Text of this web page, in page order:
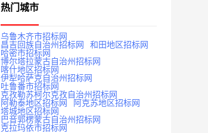
热门城市
乌鲁木齐市招标网
昌吉回族自治州招标网
和田地区招标网
哈密市招标网
博尔塔拉蒙古自治州招标网
喀什地区招标网
伊犁哈萨克自治州招标网
吐鲁番市招标网
克孜勒苏柯尔克孜自治州招标网
阿勒泰地区招标网
阿克苏地区招标网
塔城地区招标网
巴音郭楞蒙古自治州招标网
克拉玛依市招标网